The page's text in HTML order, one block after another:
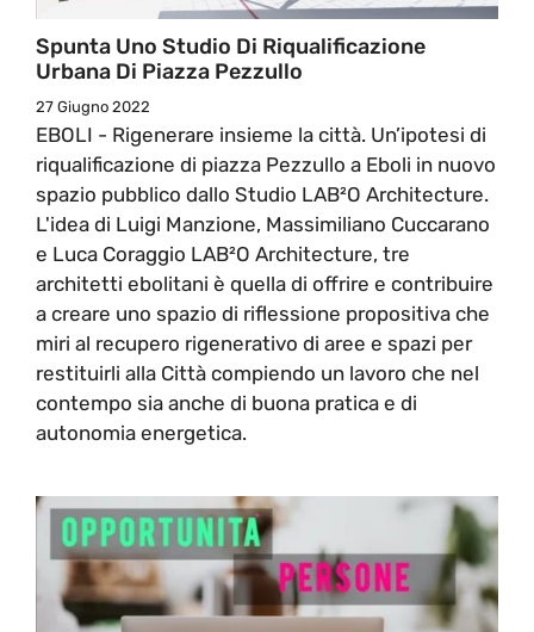
Spunta Uno Studio Di Riqualificazione
Urbana Di Piazza Pezzullo
27 Giugno 2022
EBOLI - Rigenerare insieme la città. Un’ipotesi di
riqualificazione di piazza Pezzullo a Eboli in nuovo
spazio pubblico dallo Studio LAB²O Architecture.
L'idea di Luigi Manzione, Massimiliano Cuccarano
e Luca Coraggio LAB²O Architecture, tre
architetti ebolitani è quella di offrire e contribuire
a creare uno spazio di riflessione propositiva che
miri al recupero rigenerativo di aree e spazi per
restituirli alla Città compiendo un lavoro che nel
contempo sia anche di buona pratica e di
autonomia energetica.